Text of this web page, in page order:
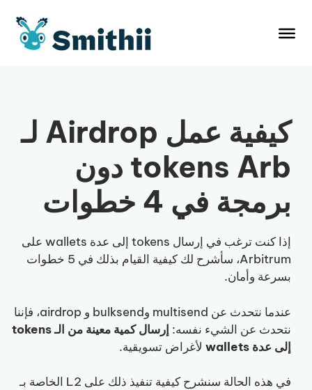
المحتوى
كيفية عمل Airdrop لـ
tokens Arb دون
برمجة في 4 خطوات
إذا كنت ترغب في إرسال tokens إلى عدة wallets على
Arbitrum، سأشرح لك كيفية القيام بذلك في 5 خطوات
بسرعة وأمان.
عندما نتحدث عن multisend وbulksend و airdrop، فإننا
نتحدث عن الشيء نفسه:
إرسال كمية معينة من الـ tokens
إلى عدة wallets
لأغراض تسويقية.
في هذه الحالة سنشرح كيفية تنفيذ ذلك على L2 الخاصة بـ